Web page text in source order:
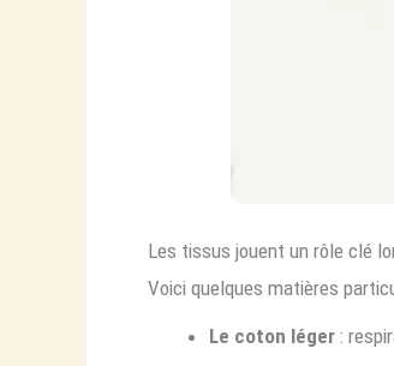
Les tissus jouent un rôle clé
Voici quelques matières
Le coton léger :